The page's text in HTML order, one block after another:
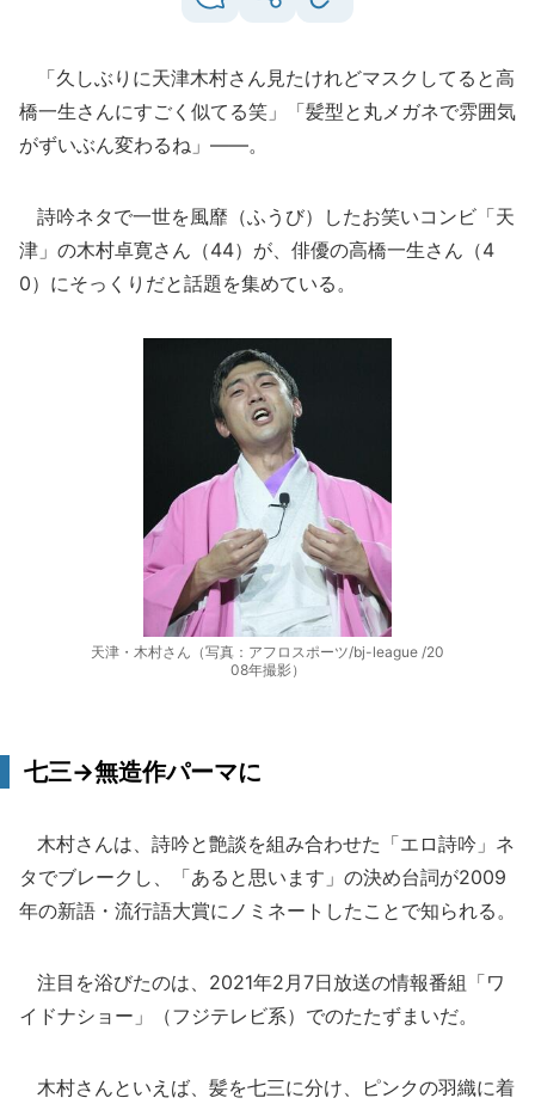
「久しぶりに天津木村さん見たけれどマスクしてると高
橋一生さんにすごく似てる笑」「髪型と丸メガネで雰囲気
がずいぶん変わるね」――。
詩吟ネタで一世を風靡（ふうび）したお笑いコンビ「天
津」の木村卓寛さん（44）が、俳優の高橋一生さん（4
0）にそっくりだと話題を集めている。
天津・木村さん（写真：アフロスポーツ/bj-league /20
08年撮影）
七三→無造作パーマに
木村さんは、詩吟と艶談を組み合わせた「エロ詩吟」ネ
タでブレークし、「あると思います」の決め台詞が2009
年の新語・流行語大賞にノミネートしたことで知られる。
注目を浴びたのは、2021年2月7日放送の情報番組「ワ
イドナショー」（フジテレビ系）でのたたずまいだ。
木村さんといえば、髪を七三に分け、ピンクの羽織に着